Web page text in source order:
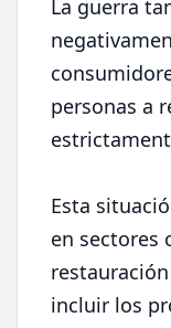
La guerra
personas a
Esta
en sectores
incluir los